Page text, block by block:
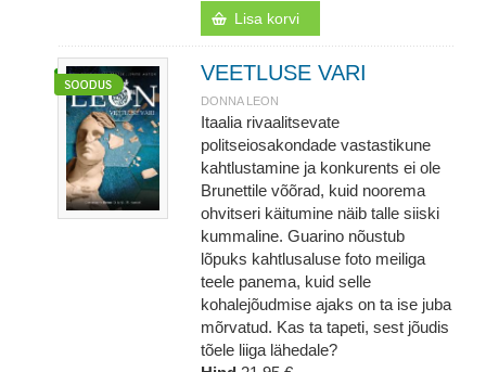
Lisa korvi
VEETLUSE VARI
DONNA LEON
Itaalia rivaalitsevate
politseiosakondade vastastikune
kahtlustamine ja konkurents ei ole
Brunettile võõrad, kuid noorema
ohvitseri käitumine näib talle siiski
kummaline. Guarino nõustub
lõpuks kahtlusaluse foto meiliga
teele panema, kuid selle
kohalejõudmise ajaks on ta ise juba
mõrvatud. Kas ta tapeti, sest jõudis
tõele liiga lähedale?